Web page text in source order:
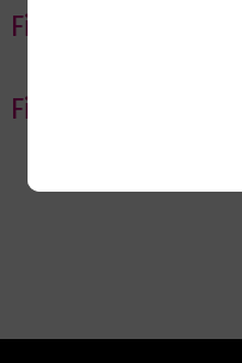
Filtrar por Autor
Filtrar por editorial